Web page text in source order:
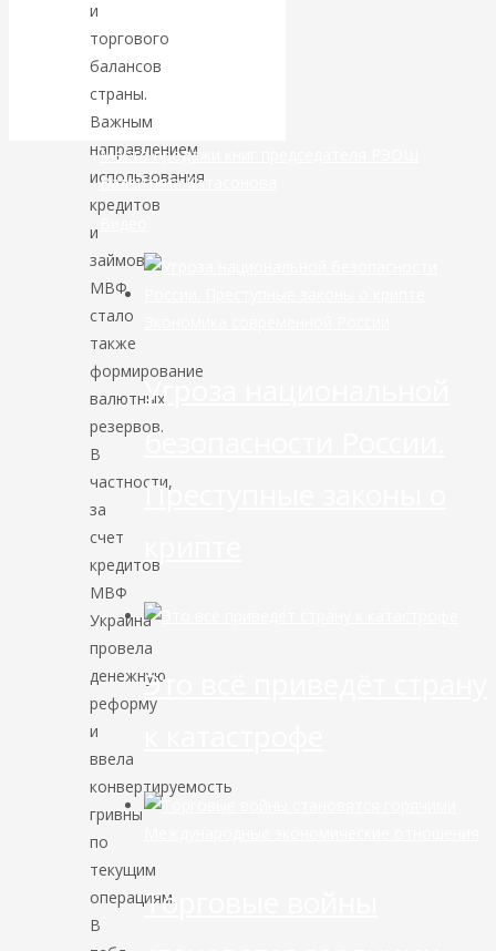
небе никуда не
делись
и
торгового
балансов
страны.
Важным
направлением
использования
кредитов
и
займов
МВФ
стало
также
формирование
валютных
резервов.
В
частности,
за
счет
кредитов
МВФ
Украина
провела
денежную
реформу
и
ввела
конвертируемость
гривны
по
текущим
операциям.
В
Место продажи книг председателя РЭОШ
Валентина Катасонова
Угроза национальной
безопасности России.
Преступные законы о
Это всё приведёт страну
Торговые войны